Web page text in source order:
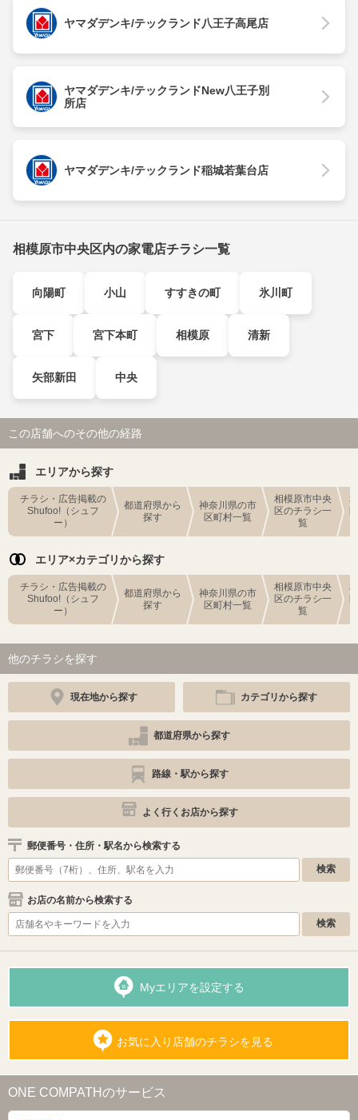
ヤマダデンキ/テックランド八王子高尾店
ヤマダデンキ/テックランドNew八王子別
所店
ヤマダデンキ/テックランド稲城若葉台店
相模原市中央区内の家電店チラシ一覧
向陽町 小山 すすきの町 氷川町
宮下 宮下本町 相模原 清新
矢部新田 中央
この店舗へのその他の経路
エリアから探す
チラシ・広告掲載の
Shufoo!（シュフ
ー）
都道府県から
探す
神奈川県の市
区町村一覧
相模原市中央
区のチラシ一
覧
エリア×カテゴリから探す
チラシ・広告掲載の
Shufoo!（シュフ
ー）
都道府県から
探す
神奈川県の市
区町村一覧
相模原市中央
区のチラシ一
覧
他のチラシを探す
現在地から探す カテゴリから探す
都道府県から探す
路線・駅から探す
よく行くお店から探す
郵便番号・住所・駅名から検索する
お店の名前から検索する
Myエリアを設定する
お気に入り店舗のチラシを見る
ONE COMPATHのサービス